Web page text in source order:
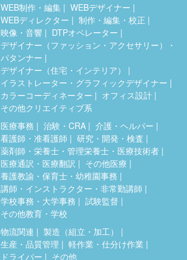
WEB制作・編集
WEBデザイナー
WEBディレクター
制作・編集・校正
映像・音響
DTPオペレーター
デザイナー（ファッション・アクセサリー）・
パタンナー
デザイナー（住宅・インテリア）
イラストレーター・グラフィックデザイナー
カラーコーディネーター
オフィス設計
その他クリエイティブ系
医療事務 治験・CRA
介護・ヘルパー
看護師・准看護師
研究・開発・検査
薬剤師・栄養士・管理栄養士・医療技術者
医療通訳・医療翻訳
その他医療
養護教諭・保育士・幼稚園事務
講師・インストラクター・非常勤講師
学校事務・大学事務
試験監督
その他教育・学校
物流関連
製造（組立・加工）
生産・品質管理
軽作業・仕分け作業
ドライバー
その他